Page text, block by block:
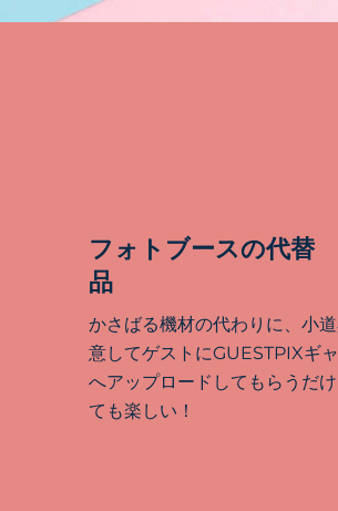
フォトブースの代替
品
かさばる機材の代わりに、小
意してゲストにGUESTPIXギ
へアップロードしてもらうだ
ても楽しい！